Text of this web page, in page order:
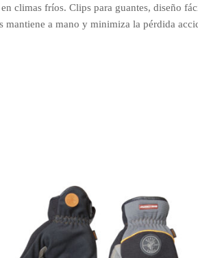
climas fríos. Clips para guantes, diseño
a mano y minimiza la pérdida